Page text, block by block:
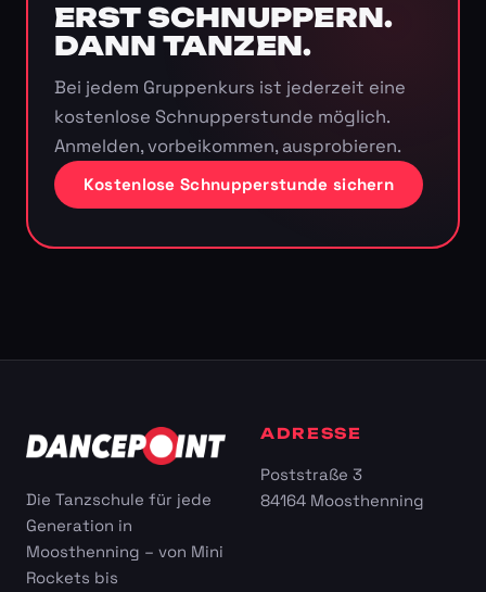
ERST SCHNUPPERN.
DANN TANZEN.
Bei jedem Gruppenkurs ist jederzeit eine
kostenlose Schnupperstunde möglich.
Anmelden, vorbeikommen, ausprobieren.
Kostenlose Schnupperstunde sichern
Die Tanzschule für jede
Generation in
Moosthenning – von Mini
Rockets bis
ADRESSE
Poststraße 3
84164 Moosthenning